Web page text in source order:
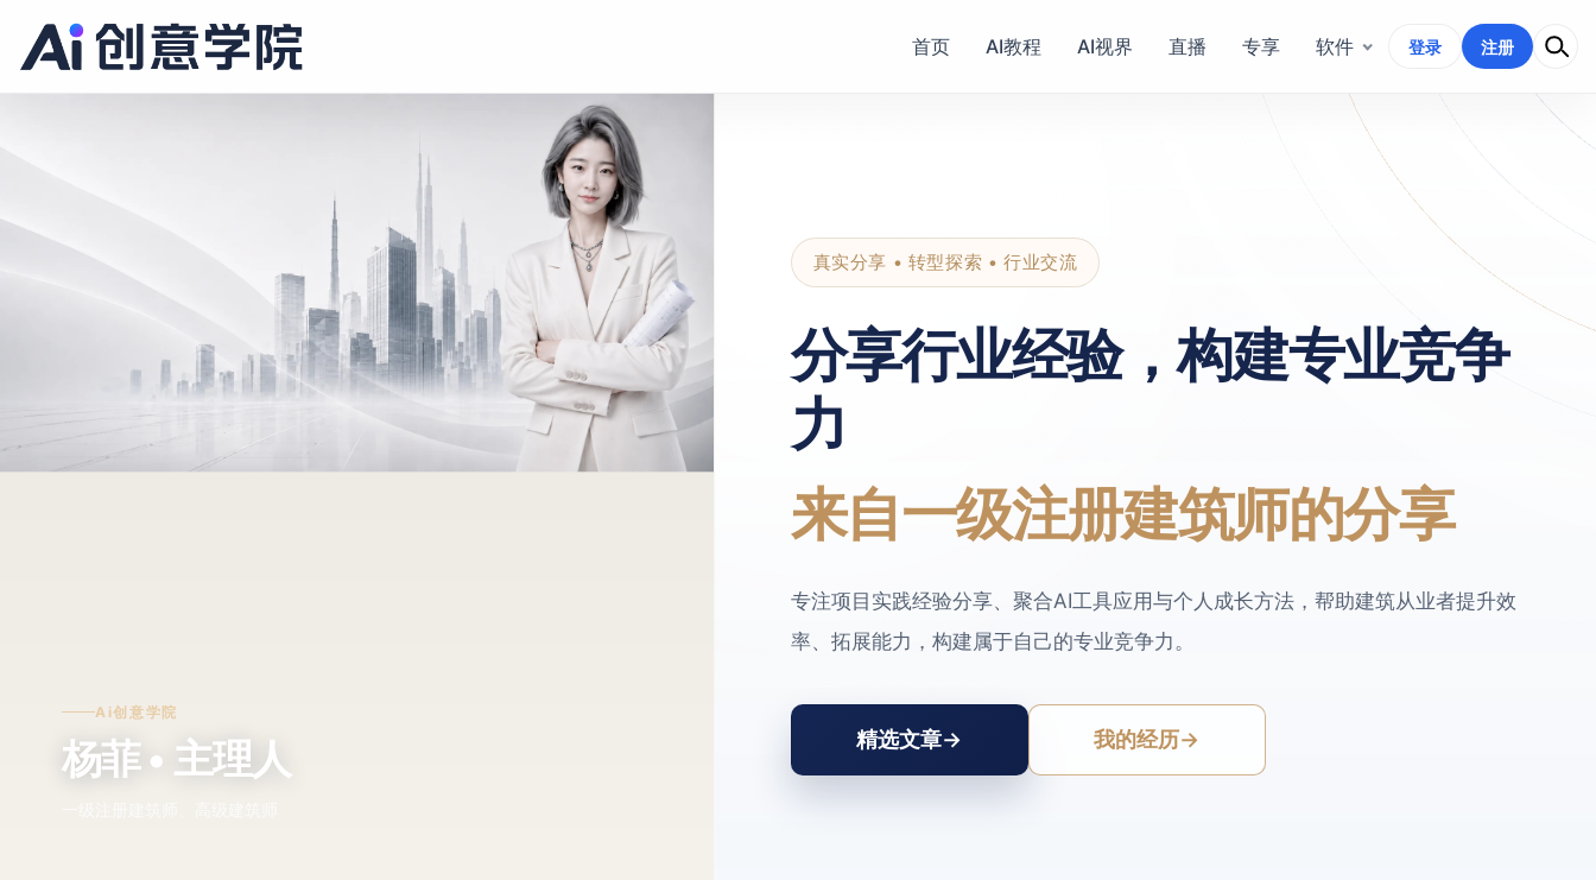
首页 AI教程 AI视界 直播 专享 软件 登录 注册
Ai创意学院
杨菲 • 主理人
真实分享 • 转型探索 • 行业交流
分享行业经验，构建专业竞争
力
来自一级注册建筑师的分享
专注项目实践经验分享、聚合AI工具应用与个人成长方法，帮助建筑从业者提升效
率、拓展能力，构建属于自己的专业竞争力。
精选文章→ 我的经历→